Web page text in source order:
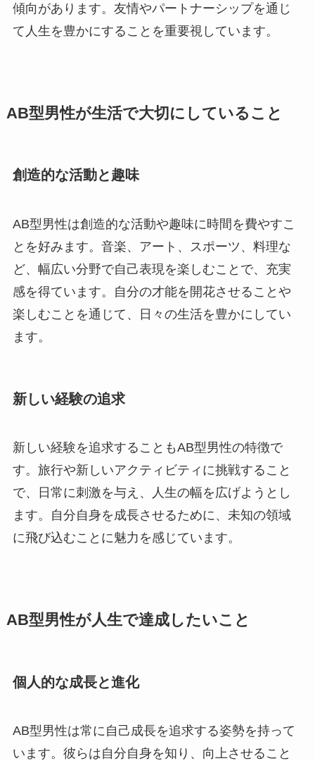
傾向があります。友情やパートナーシップを通じ
て人生を豊かにすることを重要視しています。
AB型男性が生活で大切にしていること
創造的な活動と趣味
AB型男性は創造的な活動や趣味に時間を費やすこ
とを好みます。音楽、アート、スポーツ、料理な
ど、幅広い分野で自己表現を楽しむことで、充実
感を得ています。自分の才能を開花させることや
楽しむことを通じて、日々の生活を豊かにしてい
ます。
新しい経験の追求
新しい経験を追求することもAB型男性の特徴で
す。旅行や新しいアクティビティに挑戦すること
で、日常に刺激を与え、人生の幅を広げようとし
ます。自分自身を成長させるために、未知の領域
に飛び込むことに魅力を感じています。
AB型男性が人生で達成したいこと
個人的な成長と進化
AB型男性は常に自己成長を追求する姿勢を持って
います。彼らは自分自身を知り、向上させること